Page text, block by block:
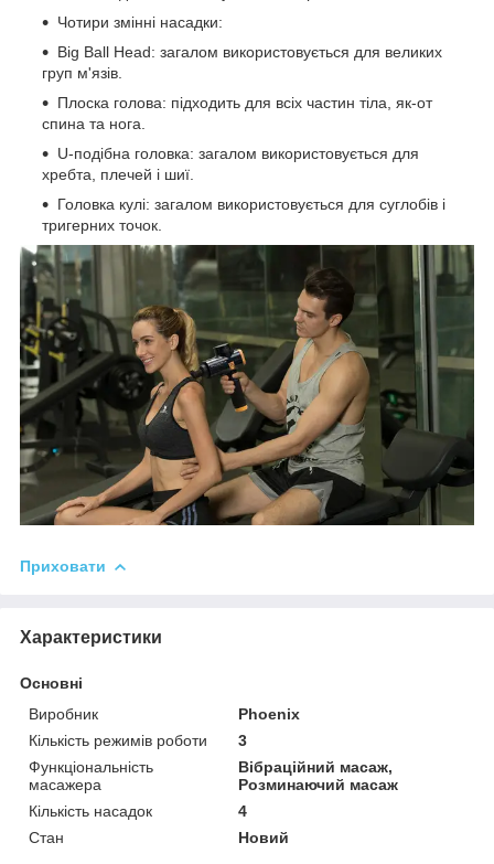
Чотири змінні насадки:
Big Ball Head: загалом використовується для великих
груп м'язів.
Плоска голова: підходить для всіх частин тіла, як-от
спина та нога.
U-подібна головка: загалом використовується для
хребта, плечей і шиї.
Головка кулі: загалом використовується для суглобів і
тригерних точок.
Приховати
Характеристики
Основні
Виробник
Phoenix
Кількість режимів роботи
3
Функціональність
масажера
Вібраційний масаж,
Розминаючий масаж
Кількість насадок
4
Стан
Новий